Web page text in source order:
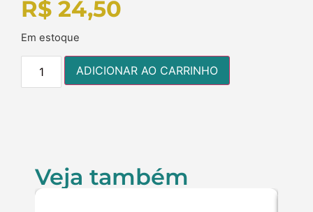
R$ 24,50
Em estoque
ADICIONAR AO CARRINHO
Veja também